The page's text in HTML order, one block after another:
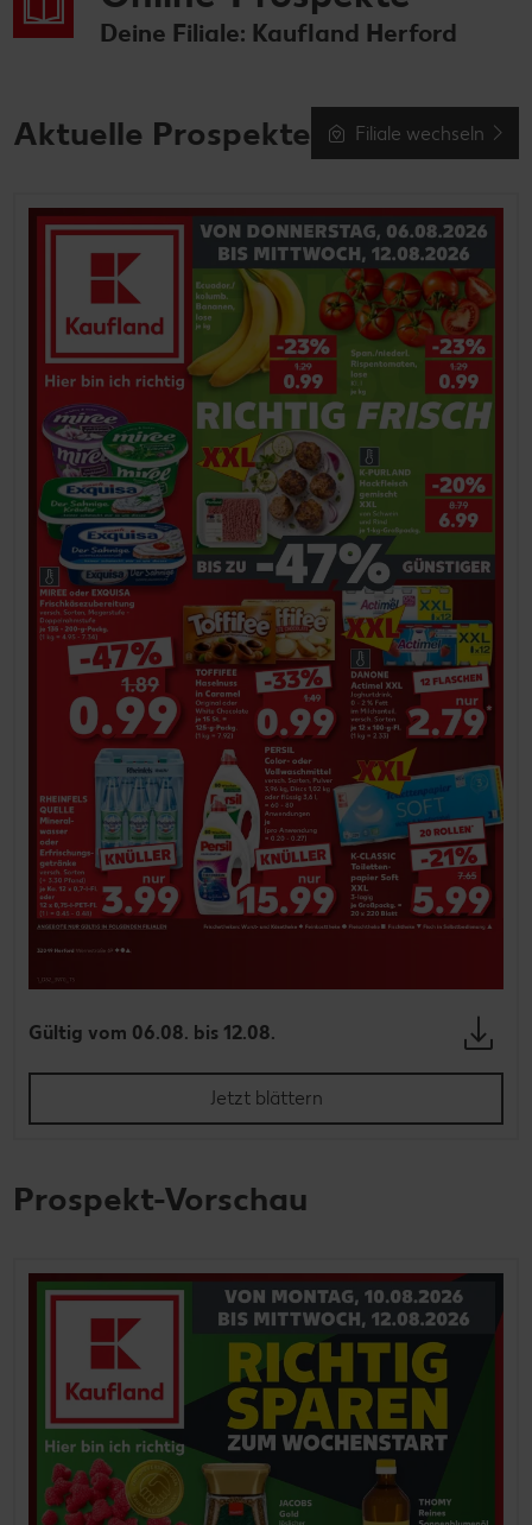
Deine Filiale: Kaufland Herford
Aktuelle Prospekte Filiale wechseln
Gültig vom 06.08. bis 12.08.
Jetzt blättern
Prospekt-Vorschau